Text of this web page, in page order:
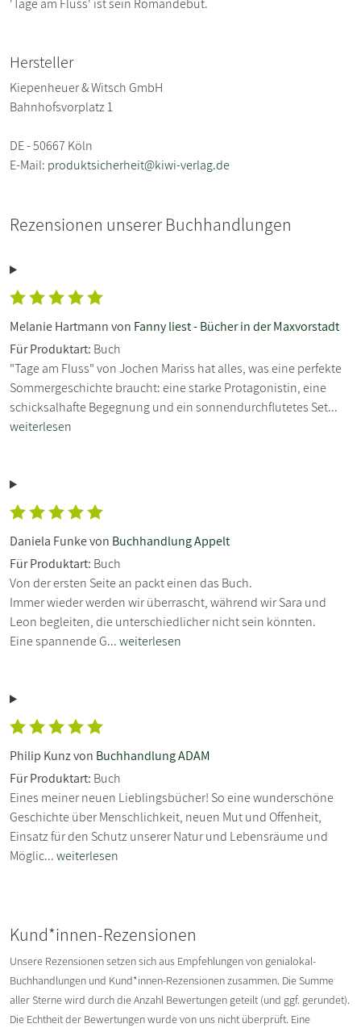
Hersteller
Kiepenheuer & Witsch GmbH
Bahnhofsvorplatz 1
DE - 50667 Köln
E-Mail: produktsicherheit@kiwi-verlag.de
Rezensionen unserer Buchhandlungen
Melanie Hartmann von Fanny liest - Bücher in der Maxvorstadt
Für Produktart: Buch
"Tage am Fluss" von Jochen Mariss hat alles, was eine perfekte
Sommergeschichte braucht: eine starke Protagonistin, eine
schicksalhafte Begegnung und ein sonnendurchflutetes Set...
weiterlesen
Daniela Funke von Buchhandlung Appelt
Für Produktart: Buch
Von der ersten Seite an packt einen das Buch.
Immer wieder werden wir überrascht, während wir Sara und
Leon begleiten, die unterschiedlicher nicht sein könnten.
Eine spannende G...weiterlesen
Philip Kunz von Buchhandlung ADAM
Für Produktart: Buch
Eines meiner neuen Lieblingsbücher! So eine wunderschöne
Geschichte über Menschlichkeit, neuen Mut und Offenheit,
Einsatz für den Schutz unserer Natur und Lebensräume und
Möglic...weiterlesen
Kund*innen-Rezensionen
Unsere Rezensionen setzen sich aus Empfehlungen von genialokal-
Buchhandlungen und Kund*innen-Rezensionen zusammen. Die Summe
aller Sterne wird durch die Anzahl Bewertungen geteilt (und ggf. gerundet).
Die Echtheit der Bewertungen wurde von uns nicht überprüft. Eine